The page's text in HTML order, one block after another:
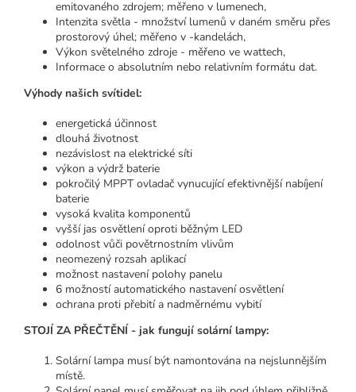
emitovaného zdrojem; měřeno v lumenech,
Intenzita světla - množství lumenů v daném směru přes
prostorový úhel; měřeno v -kandelách,
Výkon světelného zdroje - měřeno ve wattech,
Informace o absolutním nebo relativním formátu dat.
Výhody našich svítidel:
energetická účinnost
dlouhá životnost
nezávislost na elektrické síti
výkon a výdrž baterie
pokročilý MPPT ovladač vynucující efektivnější nabíjení
baterie
vysoká kvalita komponentů
vyšší jas osvětlení oproti běžným LED
odolnost vůči povětrnostním vlivům
neomezený rozsah aplikací
možnost nastavení polohy panelu
6 možností automatického nastavení osvětlení
ochrana proti přebití a nadměrnému vybití
STOJÍ ZA PŘEČTĚNÍ - jak fungují solární lampy:
Solární lampa musí být namontována na nejslunnějším
místě.